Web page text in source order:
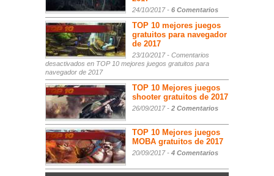
24/10/2017 - 6 Comentarios
TOP 10 mejores juegos
gratuitos para navegador
de 2017
23/10/2017 - Comentarios
desactivados en TOP 10 mejores juegos gratuitos para
navegador de 2017
TOP 10 Mejores juegos
shooter gratuitos de 2017
26/09/2017 - 2 Comentarios
TOP 10 Mejores juegos
MOBA gratuitos de 2017
20/09/2017 - 4 Comentarios